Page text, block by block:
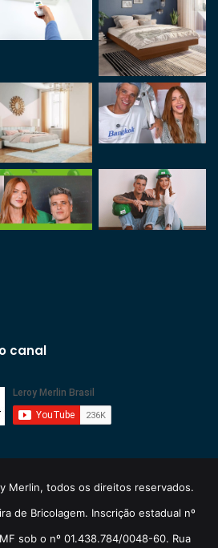
canal
Merlin, todos os direitos reservados.
de Bricolagem. Inscrição estadual nº
sob o nº 01.438.784/0048-60. Rua